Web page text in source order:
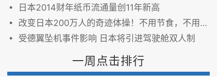
日本2014财年纸币流通量创11年新高
改变日本200万人的奇迹体操！不用节食，不用骨盆枕，不用运动流汗，不用花一毛钱！
受德翼坠机事件影响 日本将引进驾驶舱双人制
一周点击排行